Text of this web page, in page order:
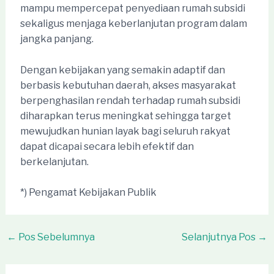
mampu mempercepat penyediaan rumah subsidi
sekaligus menjaga keberlanjutan program dalam
jangka panjang.
Dengan kebijakan yang semakin adaptif dan
berbasis kebutuhan daerah, akses masyarakat
berpenghasilan rendah terhadap rumah subsidi
diharapkan terus meningkat sehingga target
mewujudkan hunian layak bagi seluruh rakyat
dapat dicapai secara lebih efektif dan
berkelanjutan.
*) Pengamat Kebijakan Publik
Post
← Pos Sebelumnya Selanjutnya Pos →